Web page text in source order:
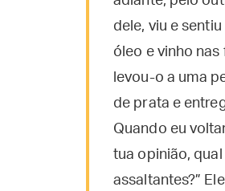
dele, viu e
óleo e vinho
levou-o a uma
de prata e
Quando eu
tua opinião,
assaltantes?”